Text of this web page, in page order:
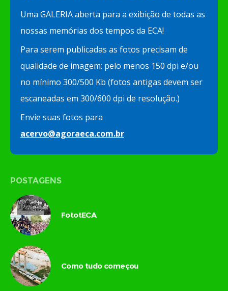
Uma GALERIA aberta para a exibição de todas as
nossas memórias dos tempos da ECA!
Para serem publicadas as fotos precisam de
qualidade de imagem: pelo menos 150 dpi e/ou
no mínimo 300/500 Kb (fotos antigas devem ser
escaneadas em 300/600 dpi de resolução.)
Envie suas fotos para
acervo@agoraeca.com.br
POSTAGENS
FototECA
Como tudo começou